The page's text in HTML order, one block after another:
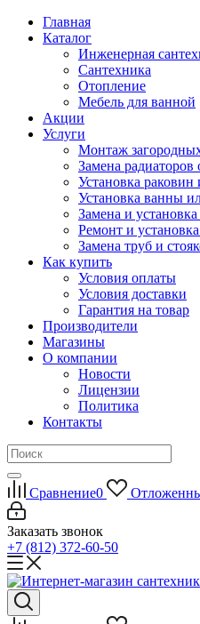
Главная
Каталог
Инженерная
Сантехника
Отопление
Мебель для ванной
Акции
Услуги
Монтаж
Замена радиаторов
Установка раковин
Установка ванны
Замена и
Ремонт и
Замена труб и
Как купить
Условия оплаты
Условия доставки
Гарантия на товар
Производители
Магазины
О компании
Новости
Лицензии
Политика
Контакты
Сравнение0
Заказать звонок
+7 (812) 372-60-50